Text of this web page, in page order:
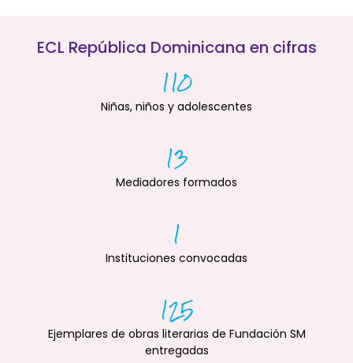
ECL República Dominicana en cifras
110
Niñas, niños y adolescentes
13
Mediadores formados
1
Instituciones convocadas
125
Ejemplares de obras literarias de Fundación SM
entregadas